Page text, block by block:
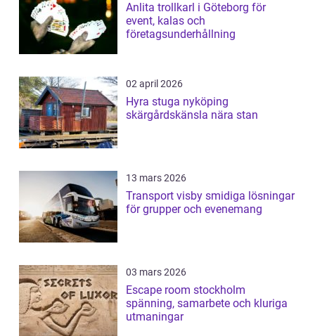
Anlita trollkarl i Göteborg för
event, kalas och
företagsunderhållning
02 april 2026
Hyra stuga nyköping
skärgårdskänsla nära stan
13 mars 2026
Transport visby smidiga lösningar
för grupper och evenemang
03 mars 2026
Escape room stockholm
spänning, samarbete och kluriga
utmaningar